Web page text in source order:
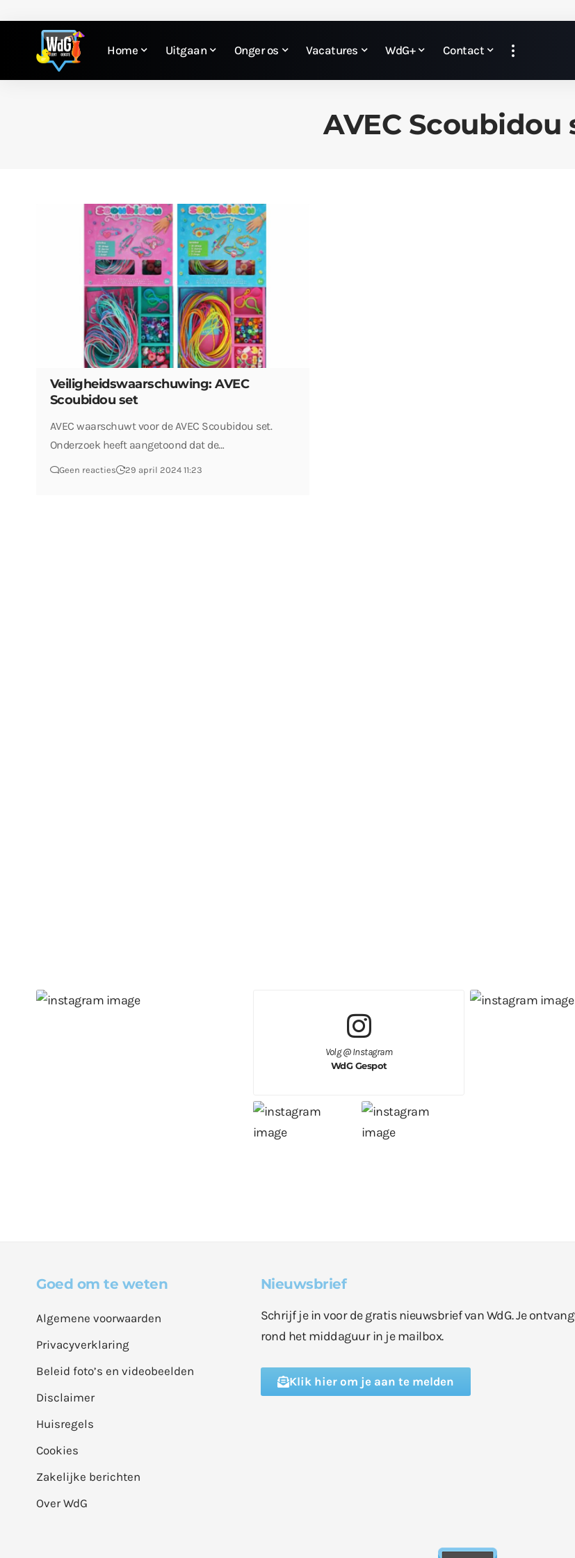
Home Uitgaan Onger os Vacatures WdG+ Contact
AVEC Scoubidou
Veiligheidswaarschuwing: AVEC
Scoubidou set
AVEC waarschuwt voor de AVEC Scoubidou set.
Onderzoek heeft aangetoond dat de…
Geen reacties 29 april 2024 11:23
Volg @ Instagram
WdG Gespot
Goed om te weten
Algemene voorwaarden
Privacyverklaring
Beleid foto’s en videobeelden
Disclaimer
Huisregels
Cookies
Zakelijke berichten
Over WdG
Nieuwsbrief
Schrijf je in voor de gratis nieuwsbrief van WdG. Je
rond het middaguur in je mailbox.
Klik hier om je aan te melden